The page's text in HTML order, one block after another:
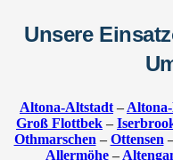
Unsere
Altona-Altstadt –
Groß Flottbek –
Othmarschen – Ottensen
Allermöhe –